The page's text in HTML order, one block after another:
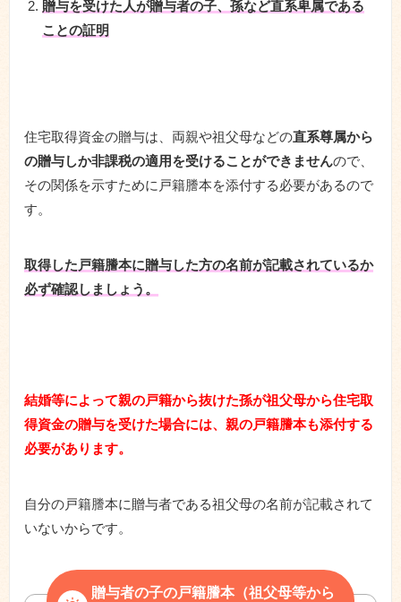
贈与を受けた人が贈与者の子、孫など直系卑属である
ことの証明
住宅取得資金の贈与は、両親や祖父母などの直系尊属から
の贈与しか非課税の適用を受けることができませんので、
その関係を示すために戸籍謄本を添付する必要があるので
す。
取得した戸籍謄本に贈与した方の名前が記載されているか
必ず確認しましょう。
結婚等によって親の戸籍から抜けた孫が祖父母から住宅取
得資金の贈与を受けた場合には、親の戸籍謄本も添付する
必要があります。
自分の戸籍謄本に贈与者である祖父母の名前が記載されて
いないからです。
贈与者の子の戸籍謄本（祖父母等から